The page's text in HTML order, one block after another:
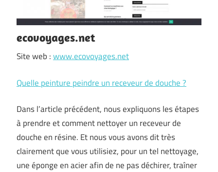
ecovoyages.net
Site web :www.ecovoyages.net
Quelle peinture peindre un receveur de douche ?
Dans l’article précédent, nous expliquons les étapes
à prendre et comment nettoyer un receveur de
douche en résine. Et nous vous avons dit très
clairement que vous utilisiez, pour un tel nettoyage,
une éponge en acier afin de ne pas déchirer, traîner